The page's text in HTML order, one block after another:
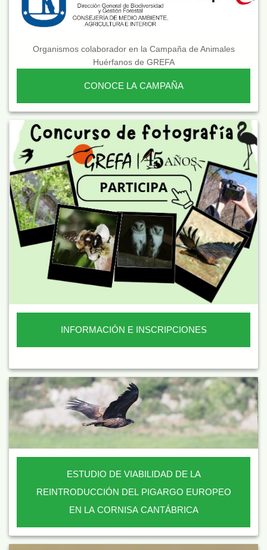
Organismos colaborador en la Campaña de Animales
Huérfanos de GREFA
CONOCE LA CAMPAÑA
INFORMACIÓN E INSCRIPCIONES
ESTUDIO DE VIABILIDAD DE LA
REINTRODUCCIÓN DEL PIGARGO EUROPEO
EN LA CORNISA CANTÁBRICA